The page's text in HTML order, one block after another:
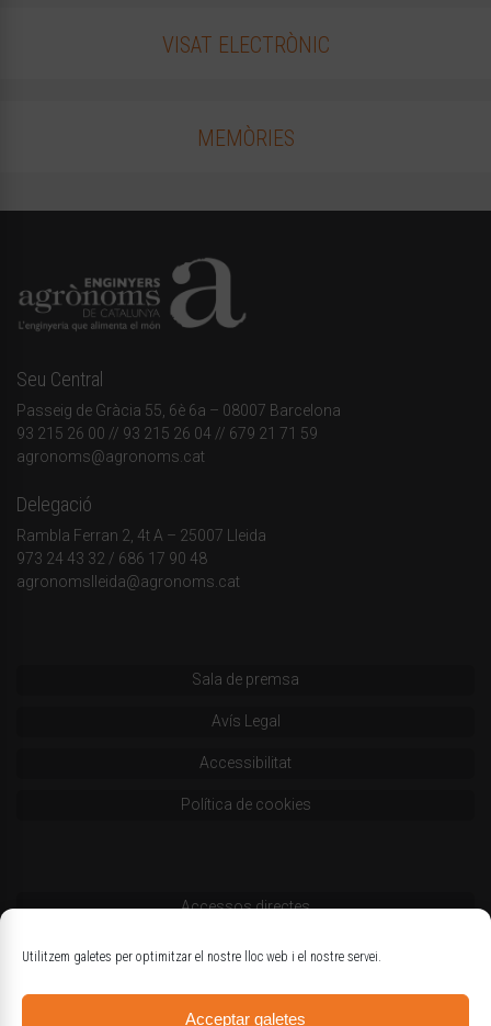
Utilitzem galetes per optimitzar el nostre lloc web i el nostre servei.
Acceptar galetes
VISAT ELECTRÒNIC
MEMÒRIES
Seu Central
Passeig de Gràcia 55, 6è 6a – 08007 Barcelona
93 215 26 00 // 93 215 26 04 // 679 21 71 59
agronoms@agronoms.cat
Delegació
Rambla Ferran 2, 4t A – 25007 Lleida
973 24 43 32 / 686 17 90 48
agronomslleida@agronoms.cat
Sala de premsa
Avís Legal
Accessibilitat
Política de cookies
Accessos directes
Codi deontològic